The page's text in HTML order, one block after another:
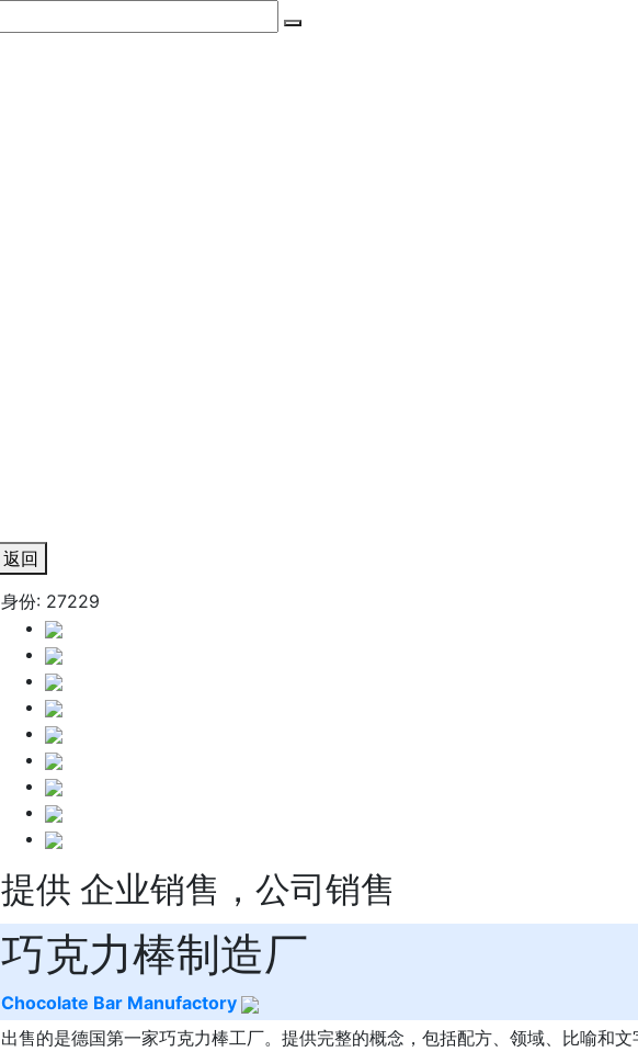
返回
身份: 27229
提供 企业销售，公司销售
巧克力棒制造厂
Chocolate Bar Manufactory
出售的是德国第一家巧克力棒工厂。提供完整的概念，包括配方、领域、比喻和